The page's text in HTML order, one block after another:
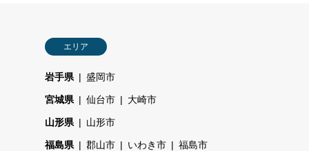
エリア
岩手県 盛岡市
宮城県 仙台市 大崎市
山形県 山形市
福島県 郡山市 いわき市 福島市